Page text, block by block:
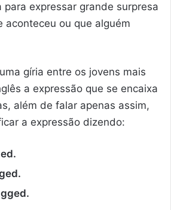
para expressar grande surpresa
aconteceu ou que alguém
gíria entre os jovens mais
a expressão que se encaixa
além de falar apenas assim,
a expressão dizendo: